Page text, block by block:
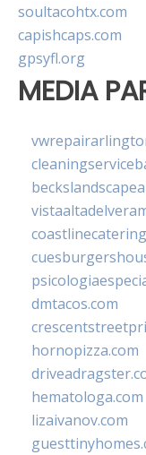
soultacohtx.com
capishcaps.com
gpsyfl.org
MEDIA
dmtacos.com
hornopizza.com
hematologa.com
lizaivanov.com